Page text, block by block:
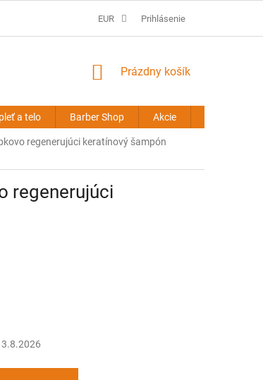
PREDLŽOVANIE VLASOV - OBCHODNÉ PODMIENKY
EUR Prihlásenie
NÁKUPNÝ
Prázdny košík
a telo Barber Shop Akcie
regenerujúci keratínový šampón
regenerujúci